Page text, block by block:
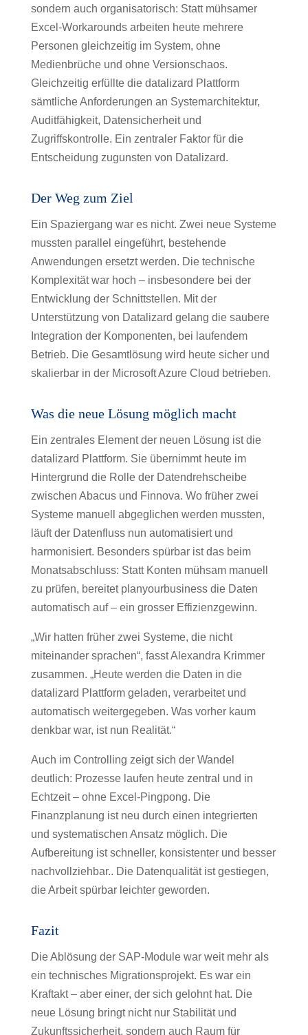
sondern auch organisatorisch: Statt mühsamer
Excel-Workarounds arbeiten heute mehrere
Personen gleichzeitig im System, ohne
Medienbrüche und ohne Versionschaos.
Gleichzeitig erfüllte die datalizard Plattform
sämtliche Anforderungen an Systemarchitektur,
Auditfähigkeit, Datensicherheit und
Zugriffskontrolle. Ein zentraler Faktor für die
Entscheidung zugunsten von Datalizard.
Der Weg zum Ziel
Ein Spaziergang war es nicht. Zwei neue Systeme
mussten parallel eingeführt, bestehende
Anwendungen ersetzt werden. Die technische
Komplexität war hoch – insbesondere bei der
Entwicklung der Schnittstellen. Mit der
Unterstützung von Datalizard gelang die saubere
Integration der Komponenten, bei laufendem
Betrieb. Die Gesamtlösung wird heute sicher und
skalierbar in der Microsoft Azure Cloud betrieben.
Was die neue Lösung möglich macht
Ein zentrales Element der neuen Lösung ist die
datalizard Plattform. Sie übernimmt heute im
Hintergrund die Rolle der Datendrehscheibe
zwischen Abacus und Finnova. Wo früher zwei
Systeme manuell abgeglichen werden mussten,
läuft der Datenfluss nun automatisiert und
harmonisiert. Besonders spürbar ist das beim
Monatsabschluss: Statt Konten mühsam manuell
zu prüfen, bereitet planyourbusiness die Daten
automatisch auf – ein grosser Effizienzgewinn.
„Wir hatten früher zwei Systeme, die nicht
miteinander sprachen“, fasst Alexandra Krimmer
zusammen. „Heute werden die Daten in die
datalizard Plattform geladen, verarbeitet und
automatisch weitergegeben. Was vorher kaum
denkbar war, ist nun Realität.“
Auch im Controlling zeigt sich der Wandel
deutlich: Prozesse laufen heute zentral und in
Echtzeit – ohne Excel-Pingpong. Die
Finanzplanung ist neu durch einen integrierten
und systematischen Ansatz möglich. Die
Aufbereitung ist schneller, konsistenter und besser
nachvollziehbar.. Die Datenqualität ist gestiegen,
die Arbeit spürbar leichter geworden.
Fazit
Die Ablösung der SAP-Module war weit mehr als
ein technisches Migrationsprojekt. Es war ein
Kraftakt – aber einer, der sich gelohnt hat. Die
neue Lösung bringt nicht nur Stabilität und
Zukunftssicherheit, sondern auch Raum für